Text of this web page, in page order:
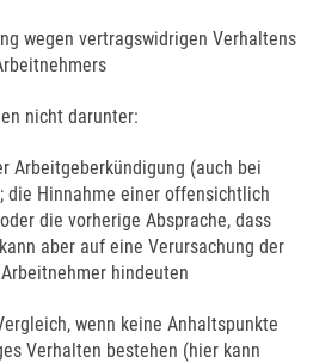
wegen vertragswidrigen Verhaltens
nicht darunter:
Arbeitgeberkündigung (auch bei
die Hinnahme einer offensichtlich
die vorherige Absprache, dass
aber auf eine Verursachung der
hindeuten
wenn keine Anhaltspunkte
Verhalten bestehen (hier kann